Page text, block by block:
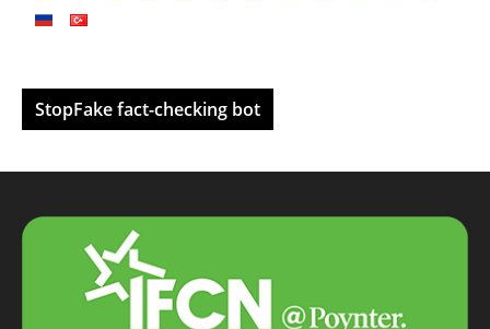
StopFake fact-checking bot